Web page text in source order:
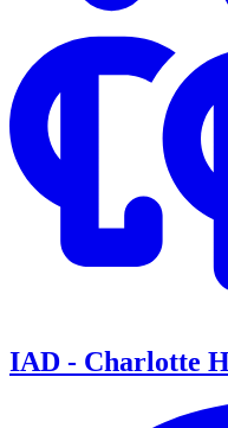
IAD - Charlotte